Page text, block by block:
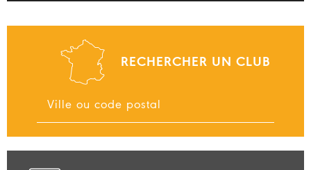
RECHERCHER UN CLUB